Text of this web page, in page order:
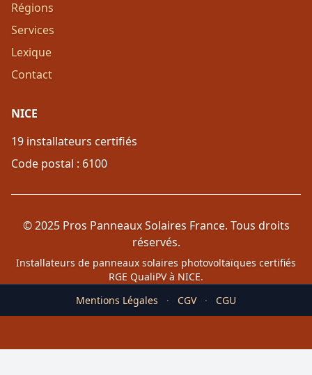
Régions
Services
Lexique
Contact
NICE
19 installateurs certifiés
Code postal : 6100
© 2025 Pros Panneaux Solaires France. Tous droits
réservés.
Installateurs de panneaux solaires photovoltaïques certifiés
RGE QualiPV à NICE.
Mentions Légales
· CGV · CGU